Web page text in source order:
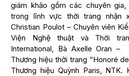
giám khảo gồm các chuyên
trong lĩnh vực thời trang nhận
Christian Poulot – Chuyên viên
Viện Nghệ thuật và Thời
International, Bà Axelle Oran –
Thương hiệu thời trang “Honoré
Thương hiệu Quỳnh Paris, NTK.